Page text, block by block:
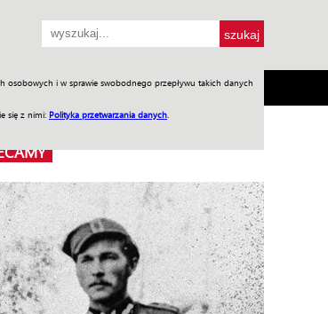
osobowych i w sprawie swobodnego przepływu takich danych
się z nimi: Polityka przetwarzania danych
Jednodniówki Praca w WIW